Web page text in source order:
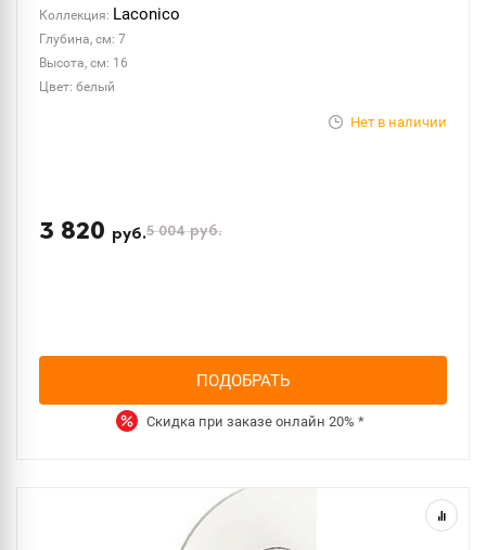
Коллекция: Laconico
Глубина, см: 7
Высота, см: 16
Цвет: белый
Нет в наличии
3 820 руб.5 004руб.
ПОДОБРАТЬ
Скидка при заказе онлайн 20% *